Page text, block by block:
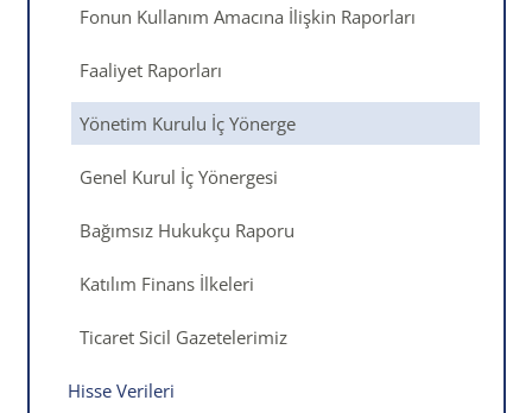
Fonun Kullanım Amacına İlişkin Raporları
Faaliyet Raporları
Yönetim Kurulu İç Yönerge
Genel Kurul İç Yönergesi
Bağımsız Hukukçu Raporu
Katılım Finans İlkeleri
Ticaret Sicil Gazetelerimiz
Hisse Verileri